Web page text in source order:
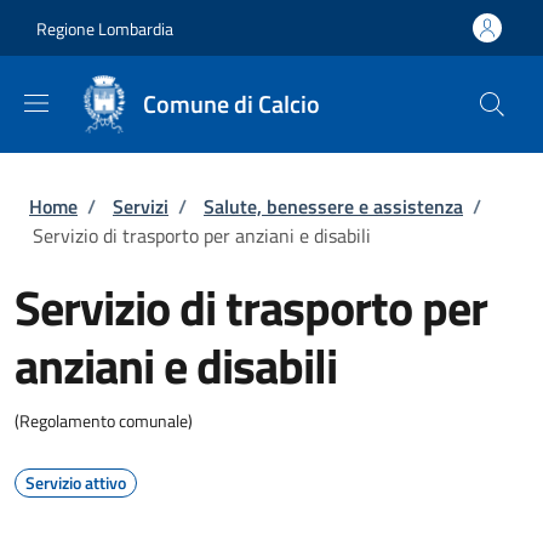
Regione Lombardia
Comune di Calcio
Briciole di pane
Home / Servizi / Salute, benessere e assistenza /
Servizio di trasporto per anziani e disabili
Servizio di trasporto per
anziani e disabili
(Regolamento comunale)
Servizio attivo